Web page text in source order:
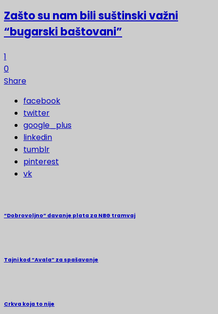
Zašto su nam bili suštinski važni
“bugarski baštovani”
1
0
Share
facebook
twitter
google_plus
linkedin
tumblr
pinterest
vk
“Dobrovoljno” davanje plata za NBG tramvaj
Tajni kod “Avala” za spašavanje
Crkva koja to nije